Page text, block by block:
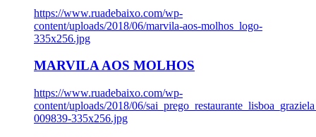
https://www.ruadebaixo.com/wp-
content/uploads/2018/06/marvila-aos-molhos_logo-
335x256.jpg
MARVILA AOS MOLHOS
https://www.ruadebaixo.com/wp-
content/uploads/2018/06/
009839-335x256.jpg